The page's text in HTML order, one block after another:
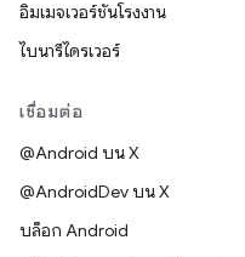
อิมเมจเวอร์ชันโรงงาน
ไบนารีไดรเวอร์
เชื่อมต่อ
@Android บน X
@AndroidDev บน X
บล็อก Android